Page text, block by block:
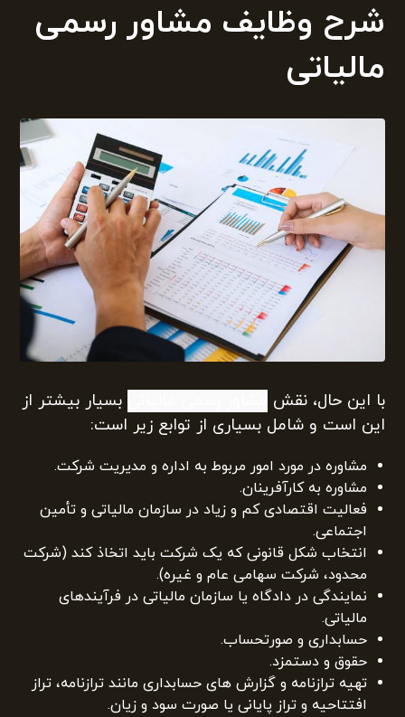
شرح وظایف مشاور رسمی
مالیاتی
با این حال، نقش
بسیار بیشتر از
این است و شامل بسیاری از توابع زیر است:
مشاوره در مورد امور مربوط به اداره و مدیریت شرکت.
مشاوره به کارآفرینان.
فعالیت اقتصادی کم و زیاد در سازمان مالیاتی و تأمین
اجتماعی.
انتخاب شکل قانونی که یک شرکت باید اتخاذ کند (شرکت
محدود، شرکت سهامی عام و غیره).
نمایندگی در دادگاه یا سازمان مالیاتی در فرآیندهای
مالیاتی.
حسابداری و صورتحساب.
حقوق و دستمزد.
تهیه ترازنامه و گزارش های حسابداری مانند ترازنامه، تراز
افتتاحیه و تراز پایانی یا صورت سود و زیان.